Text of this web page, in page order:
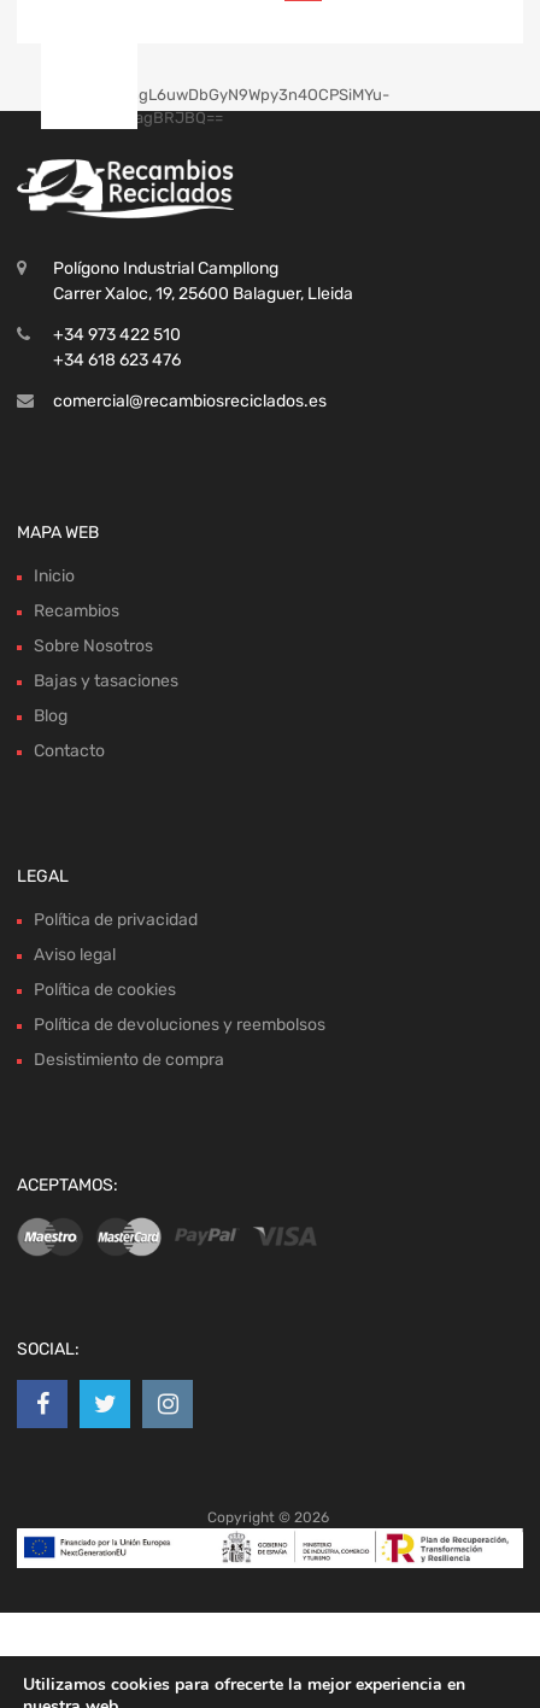
Polígono Industrial Campllong
Carrer Xaloc, 19, 25600 Balaguer, Lleida
+34 973 422 510
+34 618 623 476
comercial@recambiosreciclados.es
MAPA WEB
Inicio
Recambios
Sobre Nosotros
Bajas y tasaciones
Blog
Contacto
LEGAL
Política de privacidad
Aviso legal
Política de cookies
Política de devoluciones y reembolsos
Desistimiento de compra
ACEPTAMOS:
SOCIAL:
Copyright © 2026
Utilizamos cookies para ofrecerte la mejor experiencia en